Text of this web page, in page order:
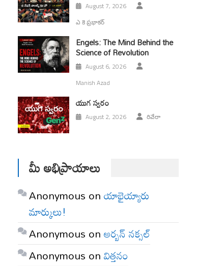
August 7, 2026
ఎ కె ప్రభాకర్
Engels: The Mind Behind the
Science of Revolution
August 6, 2026
Manish Azad
యుగ స్వ‌రం
August 2, 2026 రివేరా
మీ అభిప్రాయాలు
Anonymous onయాభైయ్యారు
మార్కులు!
Anonymous onఅర్బన్ నక్సల్
Anonymous onవిత్తనం